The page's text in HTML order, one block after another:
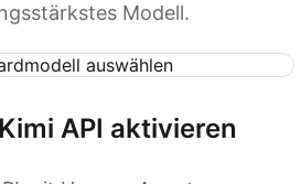
Modell.
API aktivieren